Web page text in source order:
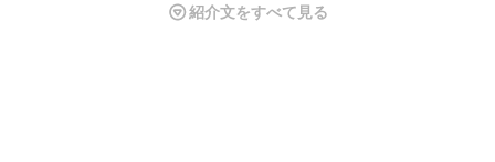
たりですよ。野菜に付けて召し上がってもおいしいので、ぜひ作って
紹介文をすべて見る